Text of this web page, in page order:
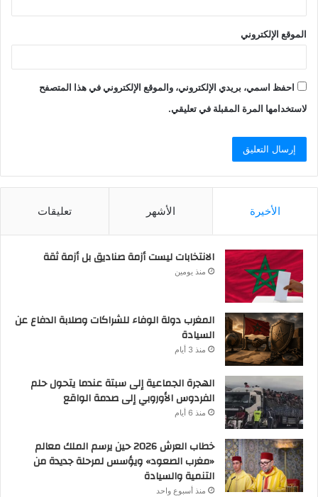
الموقع الإلكتروني
احفظ اسمي، بريدي الإلكتروني، والموقع الإلكتروني في هذا المتصفح
لاستخدامها المرة المقبلة في تعليقي.
الأخيرة الأشهر تعليقات
الانتخابات ليست أزمة صناديق بل أزمة ثقة
منذ يومين
المغرب دولة الوفاء للشراكات وصلابة الدفاع عن
السيادة
منذ 3 أيام
الهجرة الجماعية إلى سبتة عندما يتحول حلم
الفردوس الأوروبي إلى صدمة الواقع
منذ 6 أيام
خطاب العرش 2026 حين يرسم الملك معالم
«مغرب الصعود» ويؤسس لمرحلة جديدة من
التنمية والسيادة
منذ أسبوع واحد